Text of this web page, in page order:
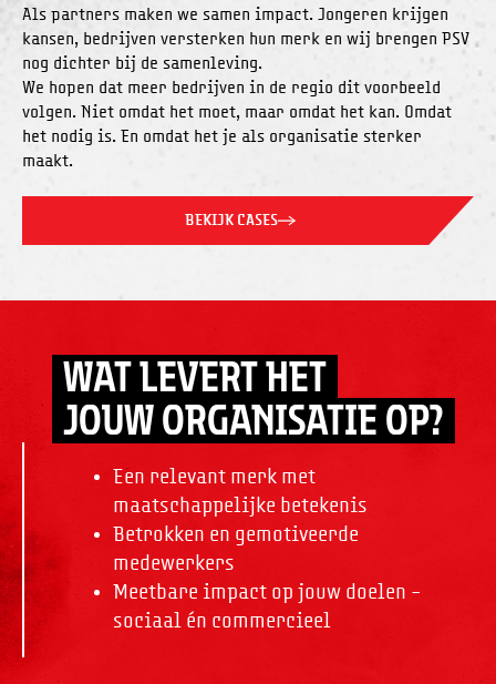
Als partners maken we samen impact. Jongeren krijgen
kansen, bedrijven versterken hun merk en wij brengen PSV
nog dichter bij de samenleving.
We hopen dat meer bedrijven in de regio dit voorbeeld
volgen. Niet omdat het moet, maar omdat het kan. Omdat
het nodig is. En omdat het je als organisatie sterker
maakt.
BEKIJK CASES
WAT LEVERT HET
JOUW ORGANISATIE OP?
Een relevant merk met
maatschappelijke betekenis
Betrokken en gemotiveerde
medewerkers
Meetbare impact op jouw doelen –
sociaal én commercieel